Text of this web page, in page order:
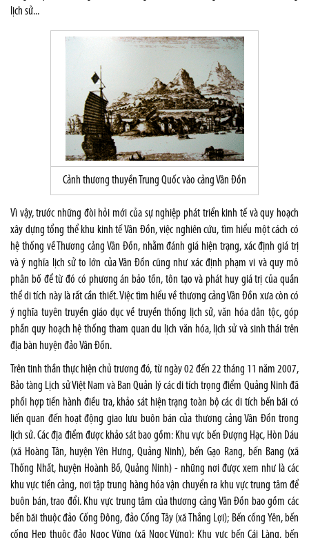
lịch sử...
Cảnh thương thuyền Trung Quốc vào cảng Vân Đồn
Vì vậy, trước những đòi hỏi mới của sự nghiệp phát triển kinh tế và quy hoạch
xây dựng tổng thể khu kinh tế Vân Đồn, việc nghiên cứu, tìm hiểu một cách có
hệ thống về Thương cảng Vân Đồn, nhằm đánh giá hiện trạng, xác định giá trị
và ý nghĩa lịch sử to lớn của Vân Đồn cũng như xác định phạm vi và quy mô
phân bố để từ đó có phương án bảo tồn, tôn tạo và phát huy giá trị của quần
thể di tích này là rất cần thiết. Việc tìm hiểu về thương cảng Vân Đồn xưa còn có
ý nghĩa tuyên truyền giáo dục về truyền thống lịch sử, văn hóa dân tộc, góp
phần quy hoạch hệ thống tham quan du lịch văn hóa, lịch sử và sinh thái trên
địa bàn huyện đảo Vân Đồn.
Trên tinh thần thực hiện chủ trương đó, từ ngày 02 đến 22 tháng 11 năm 2007,
Bảo tàng Lịch sử Việt Nam và Ban Quản lý các di tích trọng điểm Quảng Ninh đã
phối hợp tiến hành điều tra, khảo sát hiện trạng toàn bộ các di tích bến bãi có
liến quan đến hoạt động giao lưu buôn bán của thương cảng Vân Đồn trong
lịch sử. Các địa điểm được khảo sát bao gồm: Khu vực bến Đượng Hạc, Hòn Dáu
(xã Hoàng Tân, huyện Yên Hưng, Quảng Ninh), bến Gạo Rang, bến Bang (xã
Thống Nhất, huyện Hoành Bồ, Quảng Ninh) - những nơi được xem như là các
khu vực tiền cảng, nơi tập trung hàng hóa vận chuyển ra khu vực trung tâm để
buôn bán, trao đổi. Khu vực trung tâm của thương cảng Vân Đồn bao gồm các
bến bãi thuộc đảo Cống Đông, đảo Cống Tây (xã Thắng Lợi); Bến cống Yên, bến
cống Hẹp thuộc đảo Ngọc Vừng (xã Ngọc Vừng); Khu vực bến Cái Làng, bến